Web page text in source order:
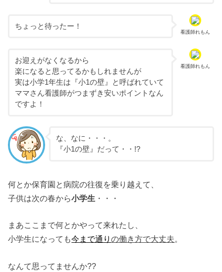
看護師れもん
ちょっと待ったー！
看護師れもん
お迎えがなくなるから
楽になると思ってるかもしれませんが
実は小学1年生は『小1の壁』と呼ばれていて
ママさん看護師がつまずき安いポイントなん
ですよ！
な、なに・・・。
『小1の壁』だって・・!?
何とか保育園と病院の往復を乗り越えて、
子供は次の春から小学生 ・・・
まあここまで何とかやって来れたし、
小学生になっても今まで通りの働き方で大丈夫。
なんて思ってませんか??